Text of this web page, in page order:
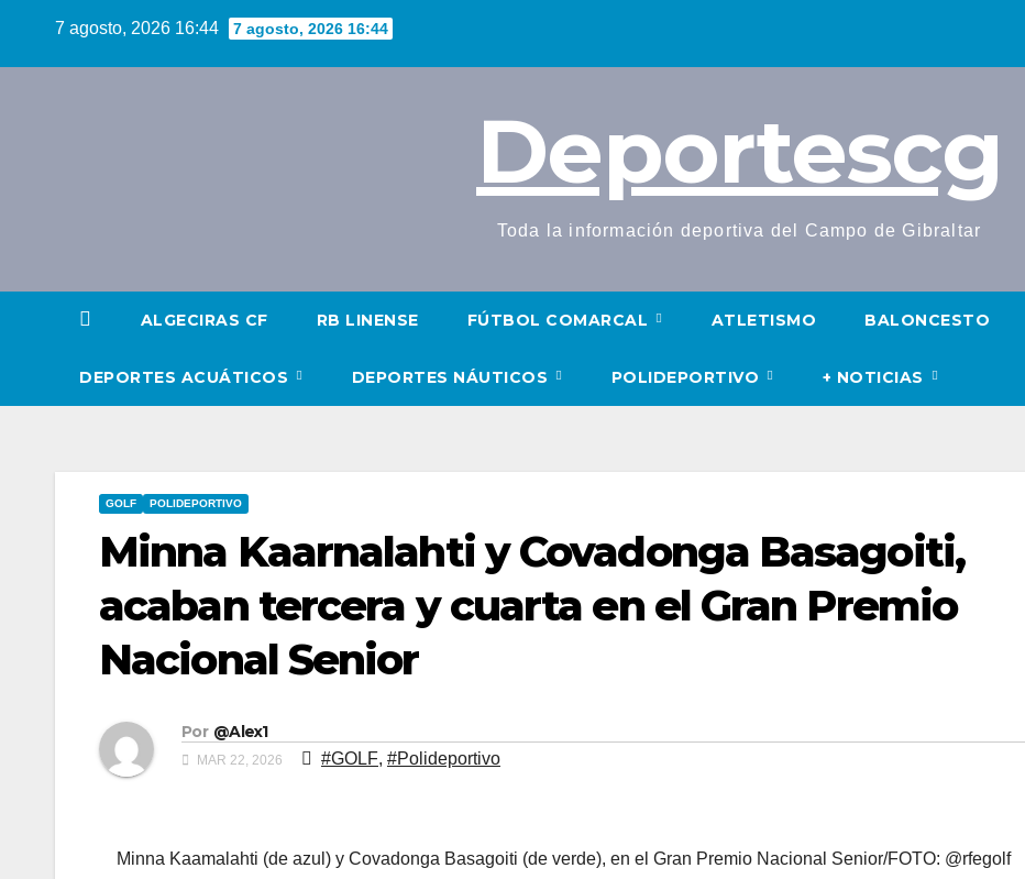
7 agosto, 2026 16:44 7 agosto, 2026 16:44
Deportescg
Toda la información deportiva del Campo de Gibraltar
ALGECIRAS CF RB LINENSE FÚTBOL COMARCAL ATLETISMO BALONCESTO
DEPORTES ACUÁTICOS DEPORTES NÁUTICOS POLIDEPORTIVO + NOTICIAS
GOLF POLIDEPORTIVO
Minna Kaarnalahti y Covadonga Basagoiti,
acaban tercera y cuarta en el Gran Premio
Nacional Senior
Por @Alex1
MAR 22, 2026 #GOLF, #Polideportivo
Minna Kaamalahti (de azul) y Covadonga Basagoiti (de verde), en el Gran Premio Nacional Senior/FOTO: @rfegolf